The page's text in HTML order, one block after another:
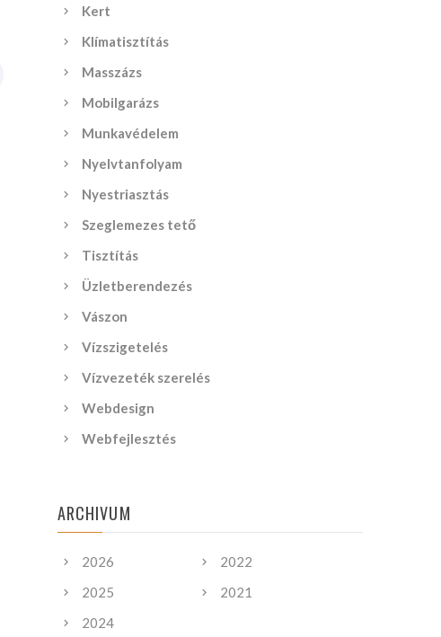
Kert
Klímatisztítás
Masszázs
Mobilgarázs
Munkavédelem
Nyelvtanfolyam
Nyestriasztás
Szeglemezes tető
Tisztítás
Üzletberendezés
Vászon
Vízszigetelés
Vízvezeték szerelés
Webdesign
Webfejlesztés
ARCHIVUM
2026
2025
2024
2022
2021